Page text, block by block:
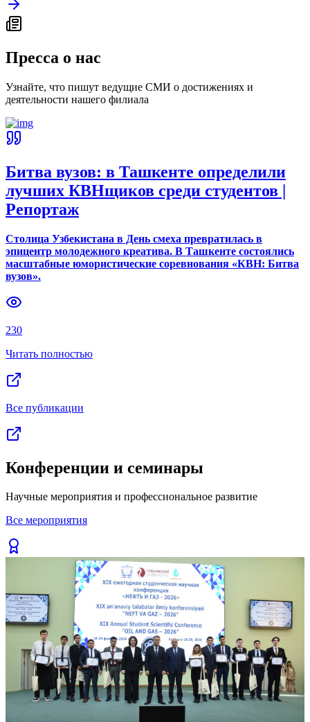
Пресса о нас
Узнайте, что пишут ведущие СМИ о достижениях и
деятельности нашего филиала
Битва вузов: в Ташкенте определили
лучших КВНщиков среди студентов |
Репортаж
Столица Узбекистана в День смеха превратилась в
эпицентр молодежного креатива. В Ташкенте состоялись
масштабные юмористические соревнования «КВН: Битва
вузов».
230
Читать полностью
Все публикации
Конференции и семинары
Научные мероприятия и профессиональное развитие
Все мероприятия